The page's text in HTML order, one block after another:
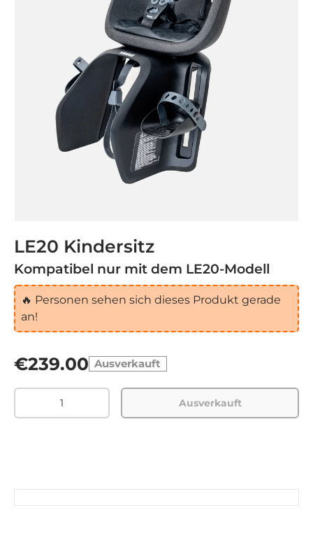
LE20 Kindersitz
Kompatibel nur mit dem LE20-Modell
🔥 Personen sehen sich dieses Produkt gerade
an!
€239.00 Ausverkauft
Menge
Ausverkauft